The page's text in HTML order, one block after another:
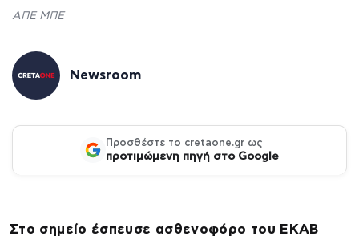
ΑΠΕ ΜΠΕ
Newsroom
Προσθέστε το cretaone.gr ως
προτιμώμενη πηγή στο Google
Στο σημείο έσπευσε ασθενοφόρο του ΕΚΑΒ